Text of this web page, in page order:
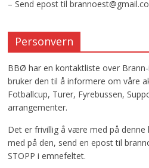
– Send epost til
Personvern
BBØ har en kontaktliste over
bruker den til å informere om våre
Fotballcup, Turer, Fyrebussen,
arrangementer.
Det er frivillig å være med på
med på den, send en epost til
STOPP i emnefeltet.